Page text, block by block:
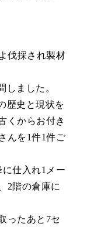
伐採され製材
しました。
歴史と現状を
くからお付き
んを1件1件ご
仕入れ1メー
2階の倉庫に
ったあと7セ